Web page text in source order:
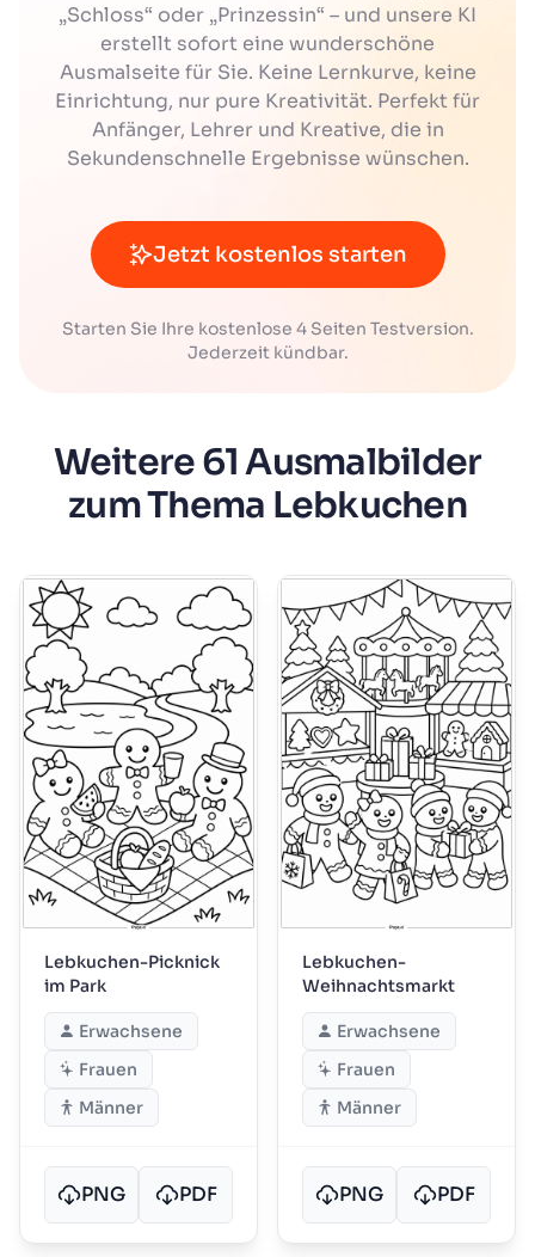
„Schloss“ oder „Prinzessin“ – und unsere KI
erstellt sofort eine wunderschöne
Ausmalseite für Sie. Keine Lernkurve, keine
Einrichtung, nur pure Kreativität. Perfekt für
Anfänger, Lehrer und Kreative, die in
Sekundenschnelle Ergebnisse wünschen.
Jetzt kostenlos starten
Starten Sie Ihre kostenlose 4 Seiten Testversion.
Jederzeit kündbar.
Weitere 61 Ausmalbilder
zum Thema Lebkuchen
Lebkuchen-Picknick
im Park
Erwachsene
Frauen
Männer
PNG PDF
Lebkuchen-
Weihnachtsmarkt
Erwachsene
Frauen
Männer
PNG PDF